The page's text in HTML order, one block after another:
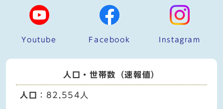
Youtube Facebook Instagram
人口・世帯数（速報値）
人口 ：82,554人